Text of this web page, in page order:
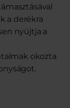
a derékra
nyújtja a
okozta